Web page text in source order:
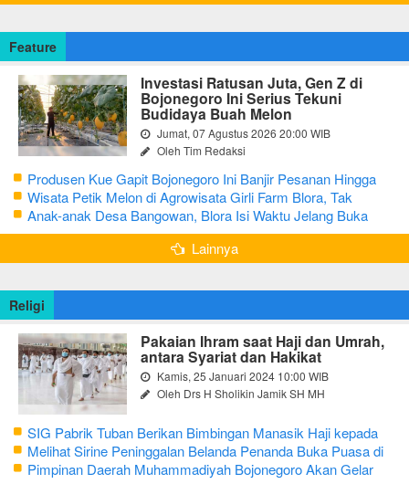
Feature
Investasi Ratusan Juta, Gen Z di
Bojonegoro Ini Serius Tekuni
Budidaya Buah Melon
Jumat, 07 Agustus 2026 20:00 WIB
Oleh Tim Redaksi
Produsen Kue Gapit Bojonegoro Ini Banjir Pesanan Hingga
Puluhan Juta di Bulan Ramadan
Wisata Petik Melon di Agrowisata Girli Farm Blora, Tak
Sampai 5 Hari Sudah Ludes Terjual
Anak-anak Desa Bangowan, Blora Isi Waktu Jelang Buka
Puasa dengan Latihan Gamelan
Lainnya
Religi
Pakaian Ihram saat Haji dan Umrah,
antara Syariat dan Hakikat
Kamis, 25 Januari 2024 10:00 WIB
Oleh Drs H Sholikin Jamik SH MH
SIG Pabrik Tuban Berikan Bimbingan Manasik Haji kepada
CJH Kabupaten Tuban
Melihat Sirine Peninggalan Belanda Penanda Buka Puasa di
Pendopo Bupati Blora
Pimpinan Daerah Muhammadiyah Bojonegoro Akan Gelar